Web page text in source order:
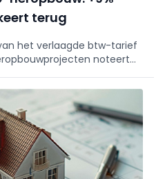
terug
het verlaagde btw-tarief
noteert
blijft